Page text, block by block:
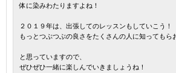
体に染みわたりますよね！
２０１９年は、出張してのレッスンもしていこう！
もっとつぶつぶの良さをたくさんの人に知ってもら
と思っていますので、
ぜひぜひ一緒に楽しんでいきましょうね！